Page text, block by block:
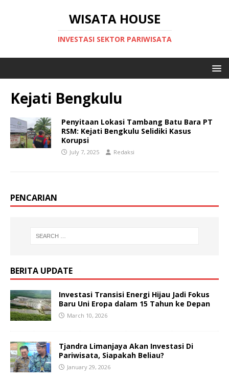
WISATA HOUSE
INVESTASI SEKTOR PARIWISATA
Kejati Bengkulu
Penyitaan Lokasi Tambang Batu Bara PT
RSM: Kejati Bengkulu Selidiki Kasus
Korupsi
July 7, 2025 Redaksi
PENCARIAN
BERITA UPDATE
Investasi Transisi Energi Hijau Jadi Fokus
Baru Uni Eropa dalam 15 Tahun ke Depan
March 10, 2026
Tjandra Limanjaya Akan Investasi Di
Pariwisata, Siapakah Beliau?
January 29, 2026